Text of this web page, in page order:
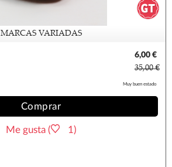
MARCAS VARIADAS
6,00 €
35,00 €
Muy buen estado
Comprar
Me gusta ( 1)